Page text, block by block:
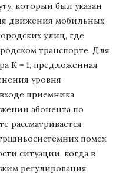
который был указан
движения мобильных
улиц, где
транспорте. Для
К = 1, предложенная
уровня
приемника
абонента по
рассматривается
помех.
ситуации, когда в
регулирования